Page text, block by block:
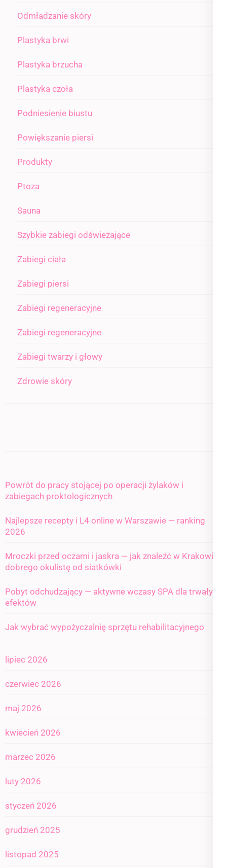
Odmładzanie skóry
Plastyka brwi
Plastyka brzucha
Plastyka czoła
Podniesienie biustu
Powiększanie piersi
Produkty
Ptoza
Sauna
Szybkie zabiegi odświeżające
Zabiegi ciała
Zabiegi piersi
Zabiegi regeneracyjne
Zabiegi regeneracyjne
Zabiegi twarzy i głowy
Zdrowie skóry
Powrót do pracy stojącej po operacji żylaków i
zabiegach proktologicznych
Najlepsze recepty i L4 online w Warszawie — ranking
2026
Mroczki przed oczami i jaskra — jak znaleźć w Krakowie
dobrego okulistę od siatkówki
Pobyt odchudzający — aktywne wczasy SPA dla trwałych
efektów
Jak wybrać wypożyczalnię sprzętu rehabilitacyjnego
lipiec 2026
czerwiec 2026
maj 2026
kwiecień 2026
marzec 2026
luty 2026
styczeń 2026
grudzień 2025
listopad 2025